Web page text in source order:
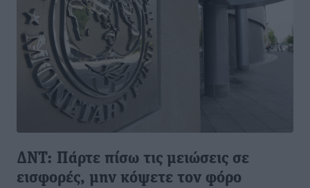
ΔΝΤ: Πάρτε πίσω τις μειώσεις σε
εισφορές, μην κόψετε τον φόρο